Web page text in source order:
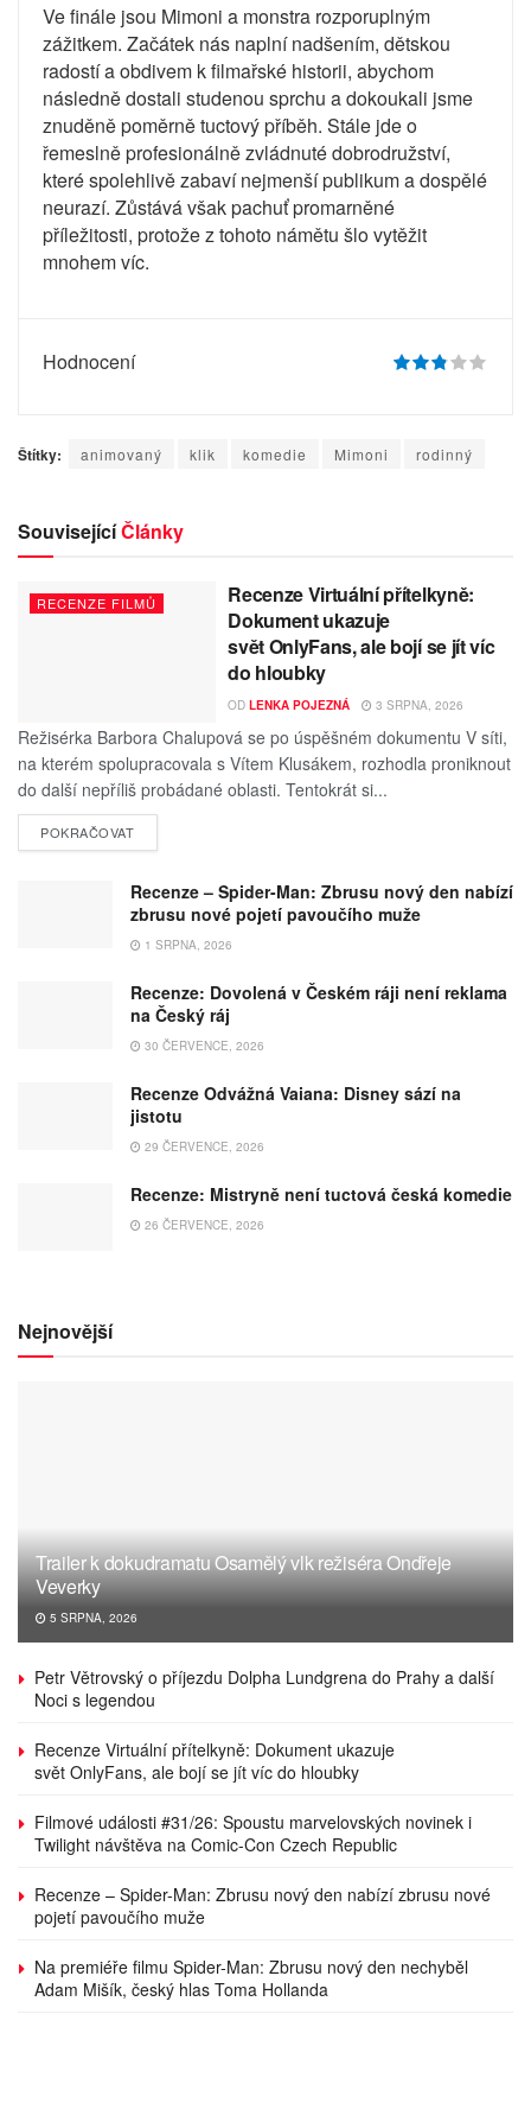
Ve finále jsou Mimoni a monstra rozporuplným
zážitkem. Začátek nás naplní nadšením, dětskou
radostí a obdivem k filmařské historii, abychom
následně dostali studenou sprchu a dokoukali jsme
znuděně poměrně tuctový příběh. Stále jde o
řemeslně profesionálně zvládnuté dobrodružství,
které spolehlivě zabaví nejmenší publikum a dospělé
neurazí. Zůstává však pachuť promarněné
příležitosti, protože z tohoto námětu šlo vytěžit
mnohem víc.
Hodnocení
Štítky: animovaný klik komedie Mimoni rodinný
SouvisejícíČlánky
RECENZE FILMŮ
Recenze Virtuální přítelkyně:
Dokument ukazuje
svět OnlyFans, ale bojí se jít víc
do hloubky
OD LENKA POJEZNÁ 3 SRPNA, 2026
Režisérka Barbora Chalupová se po úspěšném dokumentu V síti,
na kterém spolupracovala s Vítem Klusákem, rozhodla proniknout
do další nepříliš probádané oblasti. Tentokrát si...
POKRAČOVAT
Recenze – Spider-Man: Zbrusu nový den nabízí
zbrusu nové pojetí pavoučího muže
1 SRPNA, 2026
Recenze: Dovolená v Českém ráji není reklama
na Český ráj
30 ČERVENCE, 2026
Recenze Odvážná Vaiana: Disney sází na
jistotu
29 ČERVENCE, 2026
Recenze: Mistryně není tuctová česká komedie
26 ČERVENCE, 2026
Nejnovější
Trailer k dokudramatu Osamělý vlk režiséra Ondřeje
Veverky
5 SRPNA, 2026
Petr Větrovský o příjezdu Dolpha Lundgrena do Prahy a další
Noci s legendou
Recenze Virtuální přítelkyně: Dokument ukazuje
svět OnlyFans, ale bojí se jít víc do hloubky
Filmové události #31/26: Spoustu marvelovských novinek i
Twilight návštěva na Comic-Con Czech Republic
Recenze – Spider-Man: Zbrusu nový den nabízí zbrusu nové
pojetí pavoučího muže
Na premiéře filmu Spider-Man: Zbrusu nový den nechyběl
Adam Mišík, český hlas Toma Hollanda